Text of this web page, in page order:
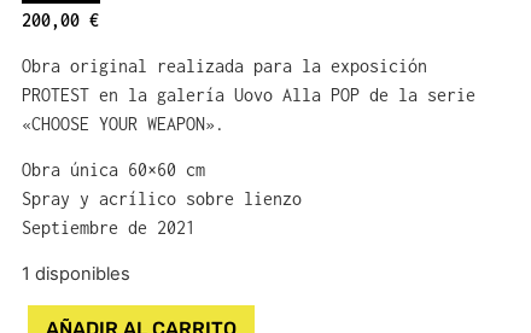
200,00 €
Obra original realizada para la exposición
PROTEST en la galería Uovo Alla POP de la serie
«CHOOSE YOUR WEAPON».
Obra única 60×60 cm
Spray y acrílico sobre lienzo
Septiembre de 2021
1 disponibles